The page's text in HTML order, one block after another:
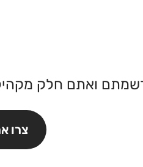
ואתם חלק
צרו